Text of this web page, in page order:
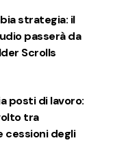
strategia: il
passerà da
Scrolls
posti di lavoro:
tra
cessioni degli